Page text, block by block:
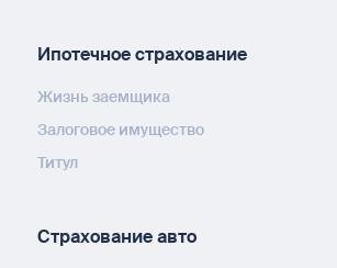
Ипотечное страхование
Жизнь заемщика
Залоговое имущество
Титул
Страхование авто